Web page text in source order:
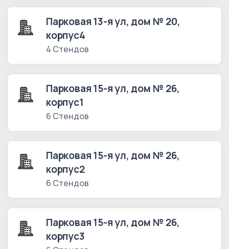
Парковая 13-я ул, дом № 20,
корпус4
4 Стендов
Парковая 15-я ул, дом № 26,
корпус1
6 Стендов
Парковая 15-я ул, дом № 26,
корпус2
6 Стендов
Парковая 15-я ул, дом № 26,
корпус3